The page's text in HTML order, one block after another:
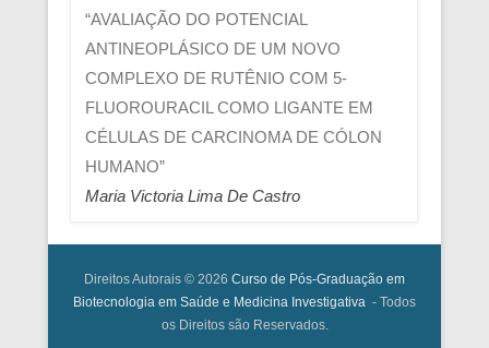
“AVALIAÇÃO DO POTENCIAL
ANTINEOPLÁSICO DE UM NOVO
COMPLEXO DE RUTÊNIO COM 5-
FLUOROURACIL COMO LIGANTE EM
CÉLULAS DE CARCINOMA DE CÓLON
HUMANO”
Maria Victoria Lima De Castro
Direitos Autorais © 2026 Curso de Pós-Graduação em
Biotecnologia em Saúde e Medicina Investigativa - Todos
os Direitos são Reservados.